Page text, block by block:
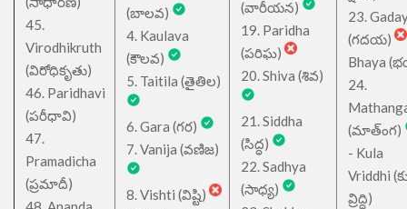
45.
Virodhikruth
(విరోధికృతు)
46. Paridhavi
(పరీధావి)
47.
Pramadicha
(ప్రమాదీ)
(బాలవ)
4. Kaulava
(కౌలవ)
5. Taitila (తైతిల)
6. Gara (గర)
7. Vanija (వణిజ)
8. Vishti (విష్టి)
(వారీయన)
19. Paridha
(పరిఘ)
20. Shiva (శివ)
21. Siddha
(సిద్ధ)
22. Sadhya
(సాధ్య)
23.
(గదయ)
Bhaya
24.
(మాత్ంగ)
- Kula
Vriddhi
వ్రిద్ధి)